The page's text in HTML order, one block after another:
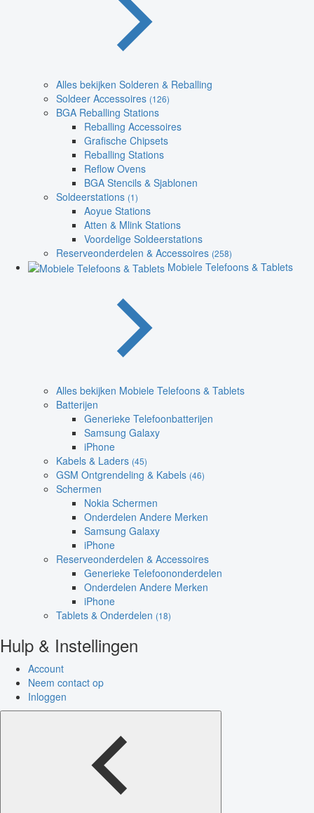
Alles bekijken Solderen & Reballing
Soldeer Accessoires (126)
BGA Reballing Stations
Reballing Accessoires
Grafische Chipsets
Reballing Stations
Reflow Ovens
BGA Stencils & Sjablonen
Soldeerstations (1)
Aoyue Stations
Atten & Mlink Stations
Voordelige Soldeerstations
Reserveonderdelen & Accessoires (258)
Mobiele Telefoons & Tablets
Alles bekijken Mobiele Telefoons & Tablets
Batterijen
Generieke Telefoonbatterijen
Samsung Galaxy
iPhone
Kabels & Laders (45)
GSM Ontgrendeling & Kabels (46)
Schermen
Nokia Schermen
Onderdelen Andere Merken
Samsung Galaxy
iPhone
Reserveonderdelen & Accessoires
Generieke Telefoononderdelen
Onderdelen Andere Merken
iPhone
Tablets & Onderdelen (18)
Hulp & Instellingen
Account
Neem contact op
Inloggen